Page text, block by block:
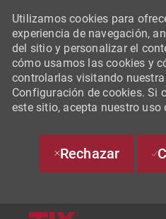
Utilizamos cookies para
experiencia de navegación,
del sitio y personalizar el
cómo usamos las cookies y
controlarlas visitando
Configuración de cookies. Si
este sitio, acepta nuestro uso
Rechazar